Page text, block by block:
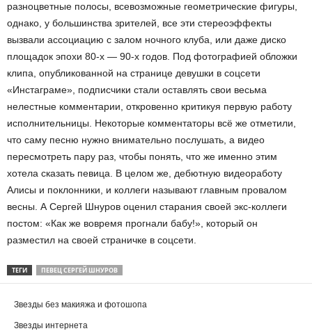
разноцветные полосы, всевозможные геометрические фигуры,
однако, у большинства зрителей, все эти стереоэффекты
вызвали ассоциацию с залом ночного клуба, или даже диско
площадок эпохи 80-х — 90-х годов. Под фотографией обложки
клипа, опубликованной на странице девушки в соцсети
«Инстаграме», подписчики стали оставлять свои весьма
нелестные комментарии, откровенно критикуя первую работу
исполнительницы. Некоторые комментаторы всё же отметили,
что саму песню нужно внимательно послушать, а видео
пересмотреть пару раз, чтобы понять, что же именно этим
хотела сказать певица. В целом же, дебютную видеоработу
Алисы и поклонники, и коллеги называют главным провалом
весны. А Сергей Шнуров оценил старания своей экс-коллеги
постом: «Как же вовремя прогнали бабу!», который он
разместил на своей страничке в соцсети.
ТЕГИ ПЕВЕЦ СЕРГЕЙ ШНУРОВ
Звезды без макияжа и фотошопа
Звезды интернета